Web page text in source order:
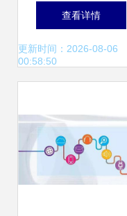
能工厂 信息技术服
务的新引擎
查看详情
更新时间：2026-08-06
00:58:50